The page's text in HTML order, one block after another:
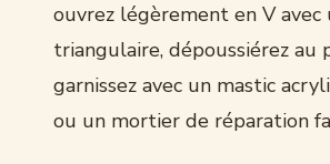
ouvrez légèrement en V
triangulaire, dépoussiérez au
garnissez avec un mastic
ou un mortier de réparation